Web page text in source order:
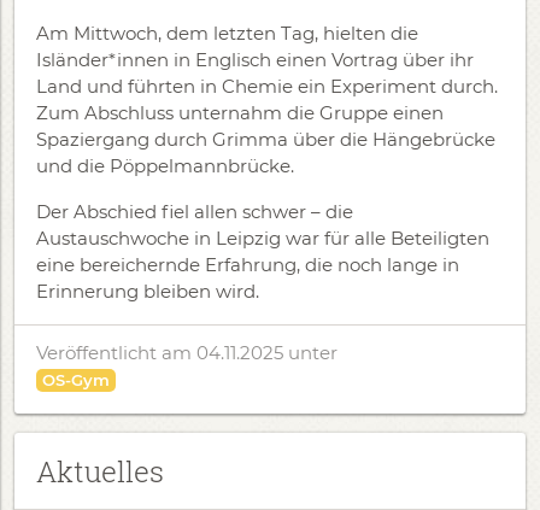
Am Mittwoch, dem letzten Tag, hielten die
Isländer*innen in Englisch einen Vortrag über ihr
Land und führten in Chemie ein Experiment durch.
Zum Abschluss unternahm die Gruppe einen
Spaziergang durch Grimma über die Hängebrücke
und die Pöppelmannbrücke.
Der Abschied fiel allen schwer – die
Austauschwoche in Leipzig war für alle Beteiligten
eine bereichernde Erfahrung, die noch lange in
Erinnerung bleiben wird.
Veröffentlicht am 04.11.2025 unter
OS-Gym
Aktuelles